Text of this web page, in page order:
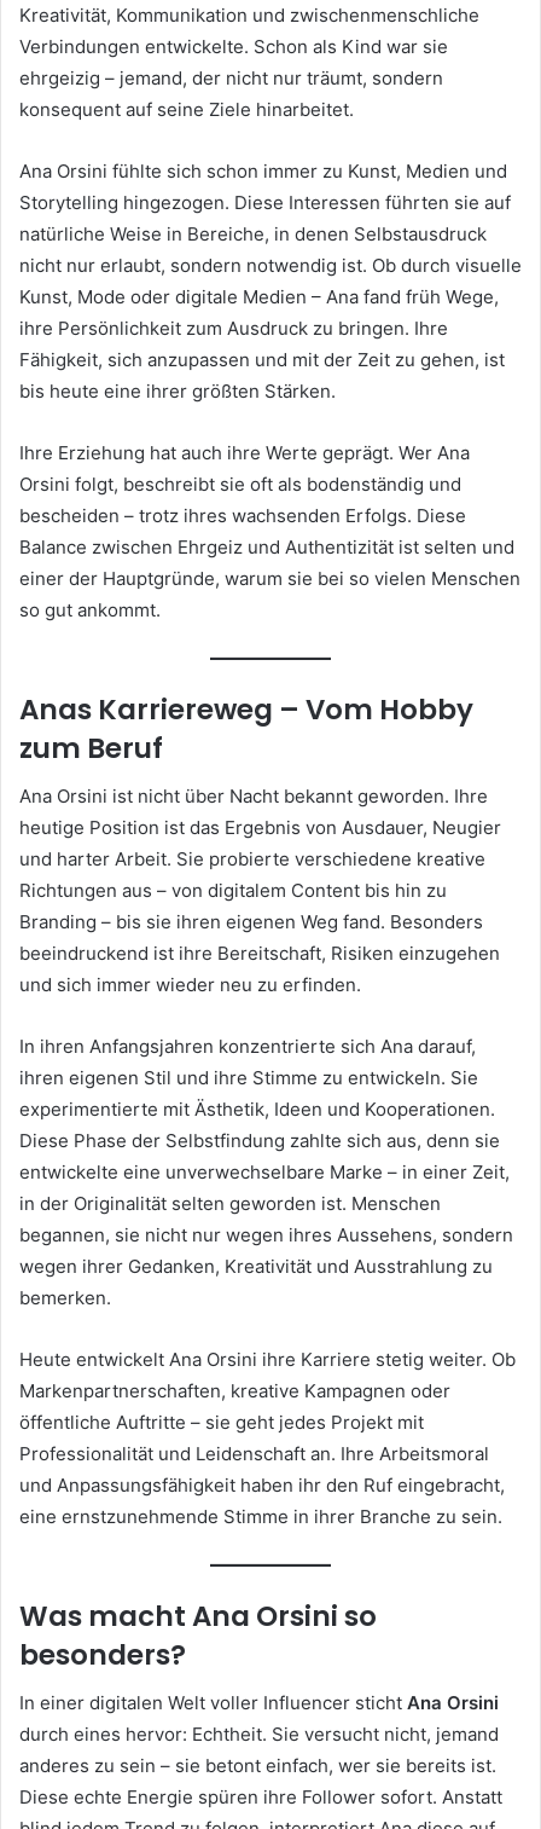
Kreativität, Kommunikation und zwischenmenschliche
Verbindungen entwickelte. Schon als Kind war sie
ehrgeizig – jemand, der nicht nur träumt, sondern
konsequent auf seine Ziele hinarbeitet.
Ana Orsini fühlte sich schon immer zu Kunst, Medien und
Storytelling hingezogen. Diese Interessen führten sie auf
natürliche Weise in Bereiche, in denen Selbstausdruck
nicht nur erlaubt, sondern notwendig ist. Ob durch visuelle
Kunst, Mode oder digitale Medien – Ana fand früh Wege,
ihre Persönlichkeit zum Ausdruck zu bringen. Ihre
Fähigkeit, sich anzupassen und mit der Zeit zu gehen, ist
bis heute eine ihrer größten Stärken.
Ihre Erziehung hat auch ihre Werte geprägt. Wer Ana
Orsini folgt, beschreibt sie oft als bodenständig und
bescheiden – trotz ihres wachsenden Erfolgs. Diese
Balance zwischen Ehrgeiz und Authentizität ist selten und
einer der Hauptgründe, warum sie bei so vielen Menschen
so gut ankommt.
Anas Karriereweg – Vom Hobby
zum Beruf
Ana Orsini ist nicht über Nacht bekannt geworden. Ihre
heutige Position ist das Ergebnis von Ausdauer, Neugier
und harter Arbeit. Sie probierte verschiedene kreative
Richtungen aus – von digitalem Content bis hin zu
Branding – bis sie ihren eigenen Weg fand. Besonders
beeindruckend ist ihre Bereitschaft, Risiken einzugehen
und sich immer wieder neu zu erfinden.
In ihren Anfangsjahren konzentrierte sich Ana darauf,
ihren eigenen Stil und ihre Stimme zu entwickeln. Sie
experimentierte mit Ästhetik, Ideen und Kooperationen.
Diese Phase der Selbstfindung zahlte sich aus, denn sie
entwickelte eine unverwechselbare Marke – in einer Zeit,
in der Originalität selten geworden ist. Menschen
begannen, sie nicht nur wegen ihres Aussehens, sondern
wegen ihrer Gedanken, Kreativität und Ausstrahlung zu
bemerken.
Heute entwickelt Ana Orsini ihre Karriere stetig weiter. Ob
Markenpartnerschaften, kreative Kampagnen oder
öffentliche Auftritte – sie geht jedes Projekt mit
Professionalität und Leidenschaft an. Ihre Arbeitsmoral
und Anpassungsfähigkeit haben ihr den Ruf eingebracht,
eine ernstzunehmende Stimme in ihrer Branche zu sein.
Was macht Ana Orsini so
besonders?
In einer digitalen Welt voller Influencer sticht Ana Orsini
durch eines hervor: Echtheit. Sie versucht nicht, jemand
anderes zu sein – sie betont einfach, wer sie bereits ist.
Diese echte Energie spüren ihre Follower sofort. Anstatt